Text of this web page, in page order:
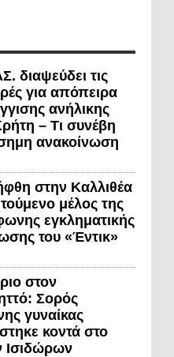
διαψεύδει τις
για απόπειρα
ανήλικης
– Τι συνέβη
ανακοίνωση
στην Καλλιθέα
μέλος της
εγκληματικής
του «Έντικ»
στον
Σορός
γυναίκας
κοντά στο
Ισιδώρων